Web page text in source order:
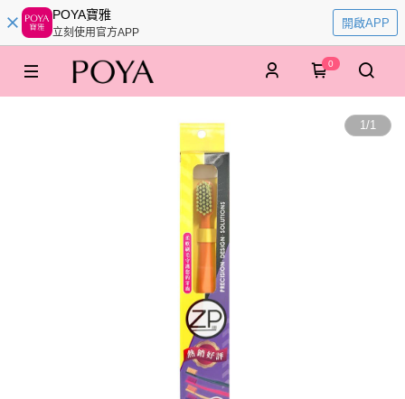
POYA寶雅
立刻使用官方APP
開啟APP
0
1/1